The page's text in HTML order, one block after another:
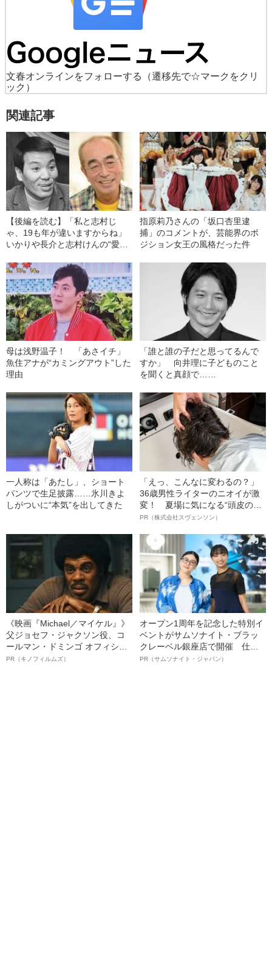
文春オンラインをフォローする
（遷移先で☆マークをクリ
ック）
関連記事
【後編を読む】「私と志村じ
ゃ、19も年が違いますからね」
いかりや長介と志村けんの“愛憎
指原莉乃さんの「坂口杏里逮
捕」のコメントが、芸能界のポ
ジション女王の風格だった件
母は浅野温子！ 「あさイチ」
魚住アナが“カミングアウト”した
理由
「誰と誰の子だと思ってるんで
すか」 向井理に子どものこと
を聞くと真顔で……
一人称は「あたし」、ショート
パンツで生足披露……氷川きよ
しがついに“本気”を出してきた
「えっ、こんなに変わるの？」
36歳男性ライターのニオイが激
変！ 夏場に気になる“頭皮のニ
オイ”や“ベタつき”を解消す
ト”が生み出した徹底ケアとは
PR（株式会社スヴェンソン）
《映画『Michael／マイケル』》
父ジョセフ・ジャクソン役、コ
ールマン・ドミンゴ オフィシャ
ルインタビュー“観客を魅了した
PR（キノフィルムズ）
オープン1周年を記念した特別イ
ベントがサムソナイト・ブラッ
クレーベル銀座店で開催 仕事
も人生も自分らしく～笑顔あふ
PR（サムソナイト・ジャパン）